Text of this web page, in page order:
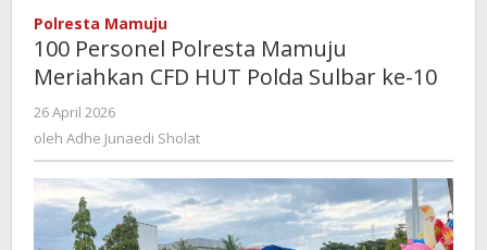
Meriahkan
CFD
10
Polresta Mamuju
100 Personel Polresta Mamuju
Meriahkan CFD HUT Polda Sulbar ke-10
26 April 2026
Adhe
oleh Adhe Junaedi Sholat